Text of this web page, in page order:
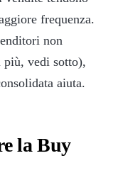
frequenza.
non
più, vedi sotto),
aiuta.
la Buy